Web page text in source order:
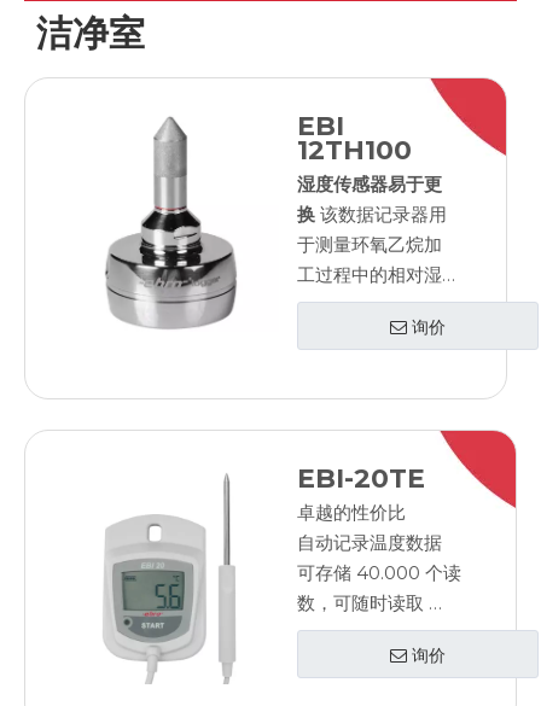
洁净室
EBI
12TH100
湿度传感器易于更
换 该数据记录器用
于测量环氧乙烷加
工过程中的相对湿
度。可用于危险区
域。湿度传感器易
询价
EBI-20TE
卓越的性价比
自动记录温度数据
可存储 40.000 个读
数，可随时读取
无需网络连接
使用 PC 进行编程和
询价